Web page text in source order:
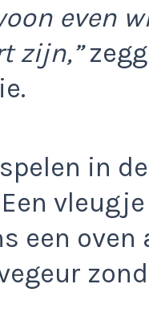
even
zijn,”
in
vleugje
een oven